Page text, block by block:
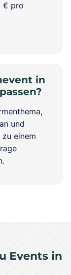
€ pro
in
und
einem
Events in